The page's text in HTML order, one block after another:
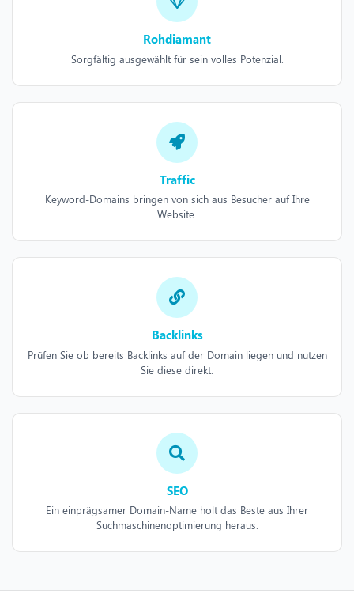
Rohdiamant
Sorgfältig ausgewählt für sein volles Potenzial.
Traffic
Keyword-Domains bringen von sich aus Besucher auf Ihre
Website.
Backlinks
Prüfen Sie ob bereits Backlinks auf der Domain liegen und nutzen
Sie diese direkt.
SEO
Ein einprägsamer Domain-Name holt das Beste aus Ihrer
Suchmaschinenoptimierung heraus.